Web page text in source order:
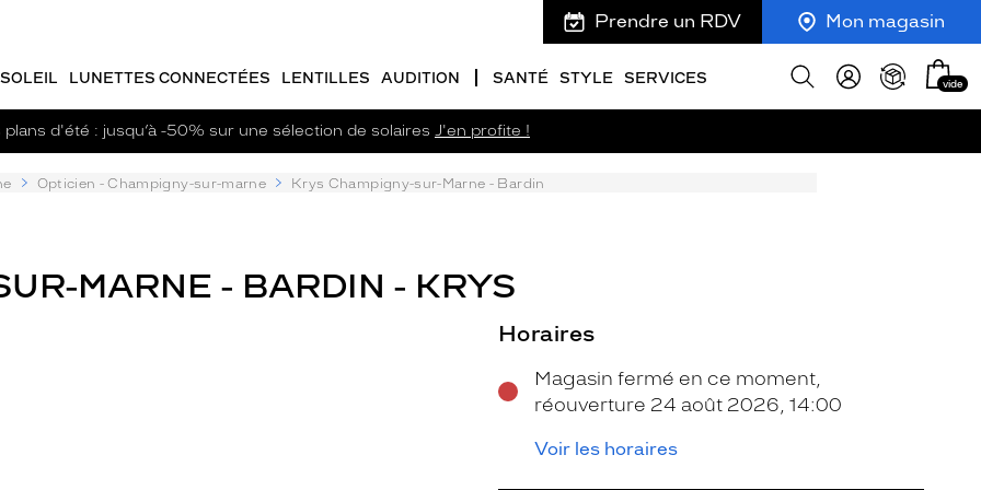
Prendre un RDV Mon magasin
LUNETTES CONNECTÉES LENTILLES AUDITION SANTÉ STYLE SERVICES
Afficher
Mon
panier
vide
plans d'été : jusqu’à -50% sur une sélection de solaires J'en profite !
Opticien - Champigny-sur-marne Krys Champigny-sur-Marne - Bardin
MARNE - BARDIN - KRYS
Horaires
Magasin fermé en ce moment,
réouverture 24 août 2026, 14:00
Voir les horaires